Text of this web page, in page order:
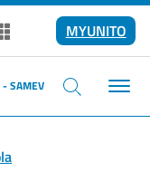
social
MYUNITO
SAMEV